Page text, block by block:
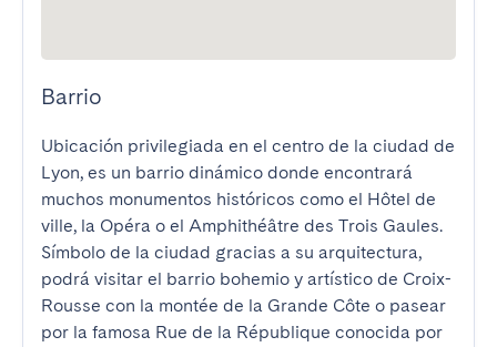
Barrio
Ubicación privilegiada en el centro de la ciudad de
Lyon, es un barrio dinámico donde encontrará
muchos monumentos históricos como el Hôtel de
ville, la Opéra o el Amphithéâtre des Trois Gaules.
Símbolo de la ciudad gracias a su arquitectura,
podrá visitar el barrio bohemio y artístico de Croix-
Rousse con la montée de la Grande Côte o pasear
por la famosa Rue de la République conocida por